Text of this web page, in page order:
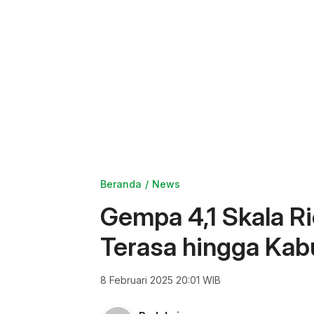
Beranda News
Gempa 4,1 Skala
Terasa hingga
8 Februari 2025 20:01 WIB